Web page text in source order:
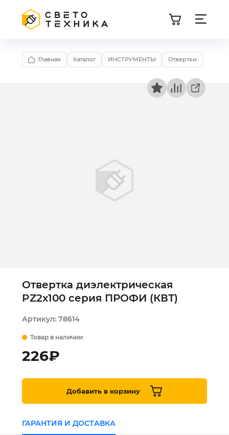
Главная Каталог ИНСТРУМЕНТЫ Отвертки
Отвертка диэлектрическая
PZ2x100 серия ПРОФИ (КВТ)
Артикул: 78614
Товар в наличии
226₽
Добавить в корзину
ГАРАНТИЯ И ДОСТАВКА